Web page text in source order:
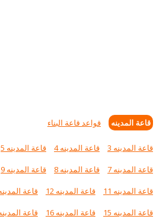
قاعة المدينه قواعد قاعة البناء
قاعة المدينه 3 قاعة المدينه 4 قاعة المدينه 5
قاعة المدينه 7
قاعة المدينه 8 قاعة المدينه 9
قاعة المدينه 11
قاعة المدينه 12 قاعة المدينه
قاعة المدينه 15
قاعة المدينه 16 قاعة المدينه